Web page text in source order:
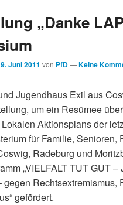
„Danke
9. Juni 2011 von PfD—Keine
Jugendhaus Exil aus
um ein Resümee
Aktionsplans der
für Familie, Senioren,
Radeburg und
„VIELFALT TUT GUT
gegen Rechtsextremismus,
gefördert.